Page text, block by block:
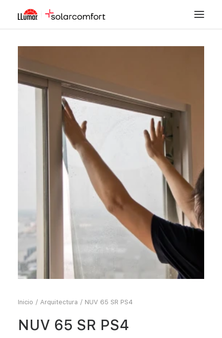
SEGURIDAD
DECORACIÓN
TINTADO DE LUNAS
PPF
ACCESORIOS
MI CUENTA
Inicio Arquitectura NUV 65 SR PS4
NUV 65 SR PS4